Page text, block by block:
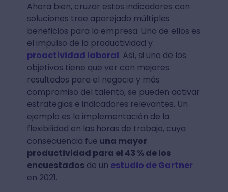
Ahora bien, cruzar estos indicadores con
soluciones trae aparejado múltiples
beneficios para la empresa. Uno de ellos es
el impulso de la productividad y
proactividad laboral. Así, si uno de los
objetivos tiene que ver con mejores
resultados para el negocio y más
compromiso del talento, se pueden activar
estrategias e indicadores relevantes. Un
ejemplo es la implementación de la
flexibilidad en las horas de trabajo, cuya
consecuencia fue una mayor
productividad para el 43 % de los
encuestadosde un estudio de Gartner
en 2021.